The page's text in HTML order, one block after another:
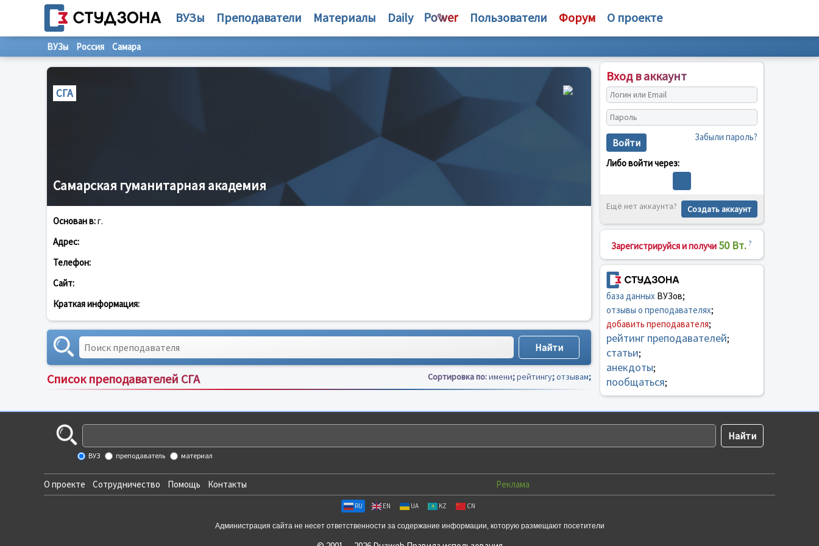
ВУЗы Преподаватели Материалы Daily Пользователи Форум О проекте
ВУЗы Россия Самара
СГА
Самарская гуманитарная академия
Основан в:г.
Адрес:
Телефон:
Сайт:
Краткая информация:
Список преподавателей СГА Сортировка по:имени;рейтингу;отзывам;
Вход в аккаунт
Войти Забыли пароль?
Либо войти через:
Ещё нет аккаунта? Создать аккаунт
Зарегистрируйся и получи 50 Вт. ?
база данныхВУЗов;
отзывы о преподавателях;
добавить преподавателя;
рейтинг преподавателей;
статьи;
анекдоты;
пообщаться;
ВУЗ преподаватель материал
О проекте Сотрудничество Помощь Контакты Реклама
RU EN UA KZ CN
Администрация сайта не несет ответственности за содержание информации, которую размещают посетители